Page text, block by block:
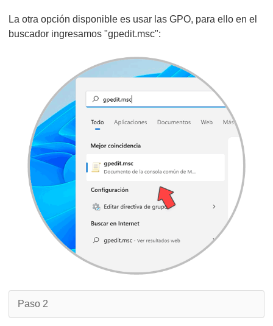
La otra opción disponible es usar las GPO, para ello en el
buscador ingresamos "gpedit.msc":
Paso 2